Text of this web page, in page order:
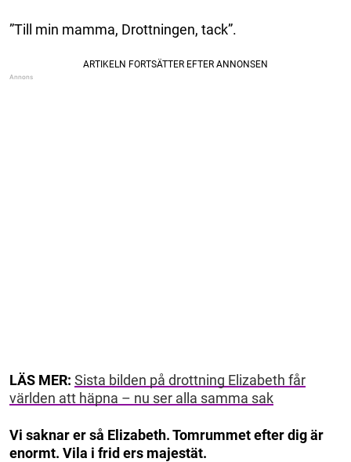
”Till min mamma, Drottningen, tack”.
LÄS MER: Sista bilden på drottning Elizabeth får
världen att häpna – nu ser alla samma sak
Vi saknar er så Elizabeth. Tomrummet efter dig är
enormt. Vila i frid ers majestät.